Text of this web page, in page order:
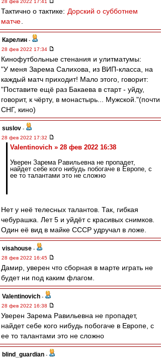
28 фев 2022 17:41
Тактично о тактике: Дорский о субботнем
матче
Карелин -
28 фев 2022 17:34
Кинофутбольные стенания и улитматумы:
"У меня Зарема Салихова, из ВИП-класса, на
каждый матч приходит! Мало этого, говорит:
"Поставите ещё раз Бакаева в старт - уйду,
говорит, к чёрту, в монастырь... Мужской."(почти
СНГ, кино)
suslov -
28 фев 2022 17:32
Valentinovich » 28 фев 2022 16:38
Уверен Зарема Равильевна не пропадет,
найдет себе кого нибудь побогаче в Европе, с
ее то талантами это не сложно
Нет у неё телесных талантов. Так, гибкая
чебурашка. Лет 5 и уйдёт с красивых снимков.
Один её вид в майке СССР удручал в ложе.
visahouse -
28 фев 2022 16:45
Дамир, уверен что сборная в марте играть не
будет ни под каким флагом.
Valentinovich -
28 фев 2022 16:38
Уверен Зарема Равильевна не пропадет,
найдет себе кого нибудь побогаче в Европе, с
ее то талантами это не сложно
blind_guardian -